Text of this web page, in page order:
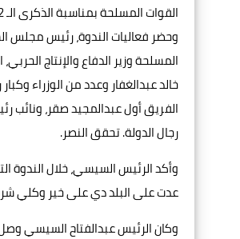
القوات المسلحة بمناسبة الذكرى الـ 52 لانتصارات حرب أكتوبر المجيدة.
وحضر فعاليات الندوة، رئيس مجلس
المسلحة وزير الدفاع والإنتاج
خالد عبدالغفار وعدد من الوزراء
الفريق أول عبدالمجيد صقر، ونائب
رجال الدولة. تحقق النصر.
وأكد الرئيس السيسي، خلال الندوة
عدت على البلد دي على خير وكلي